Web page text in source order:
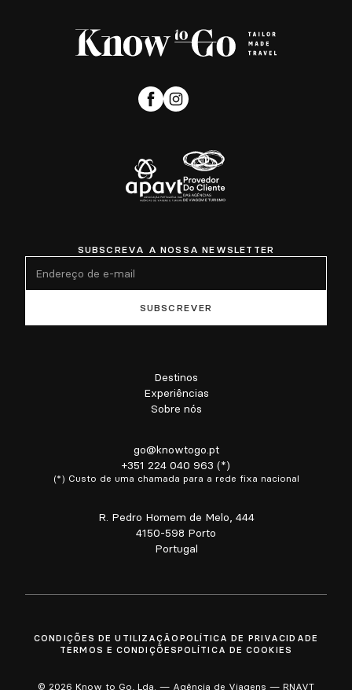
SUBSCREVA A NOSSA NEWSLETTER
Destinos
Experiências
Sobre nós
go@knowtogo.pt
+351 224 040 963 (*)
(*) Custo de uma chamada para a rede fixa nacional
R. Pedro Homem de Melo, 444
4150-598 Porto
Portugal
CONDIÇÕES DE UTILIZAÇÃO POLÍTICA DE PRIVACIDADE
TERMOS E CONDIÇÕESPOLÍTICA DE COOKIES
© 2026 Know to Go, Lda. — Agência de Viagens — RNAVT